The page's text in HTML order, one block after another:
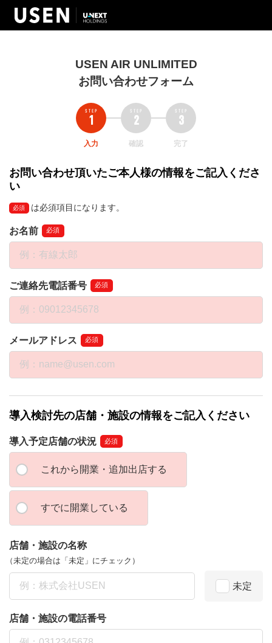
USEN AIR UNLIMITED
お問い合わせフォーム
入力 確認 完了
お問い合わせ頂いたご本人様の情報をご記入くださ
い
必須 は必須項目になります。
お名前 必須
ご連絡先電話番号 必須
メールアドレス 必須
導入検討先の店舗・施設の情報をご記入ください
導入予定店舗の状況 必須
これから開業・追加出店する
すでに開業している
店舗・施設の名称
（未定の場合は「未定」にチェック）
未定
店舗・施設の電話番号